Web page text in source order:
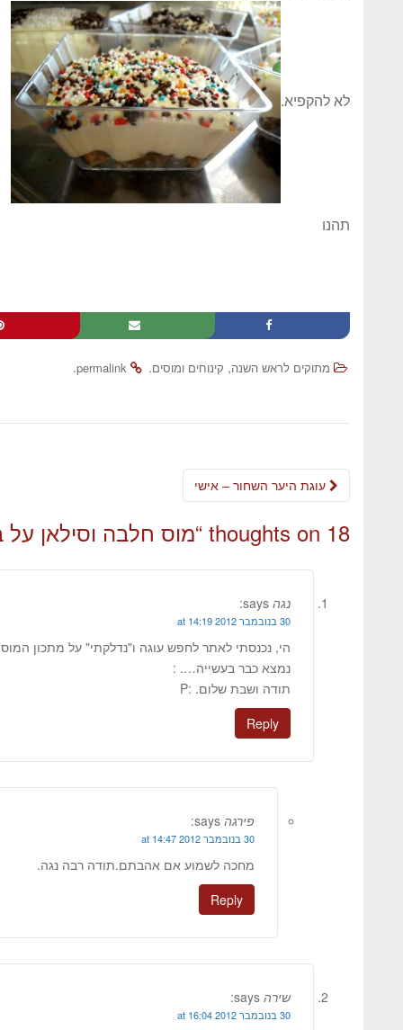
לא להקפיא.
תהנו
מתוקים לראש השנה, קינוחים ומוסים.
permalink
.
18 thoughts on “ מוס חלבה וסילאן על
נגה says:
30 בנובמבר 2012 at 14:19
הי, נכנסתי לאתר לחפש עוגה ו"נדלקתי" על מתכון המוס
נמצא כבר בעשייה…. :
תודה ושבת שלום. :P
Reply
פירגה says:
30 בנובמבר 2012 at 14:47
מחכה לשמוע אם אהבתם.תודה רבה נגה.
Reply
שירה says:
30 בנובמבר 2012 at 16:04